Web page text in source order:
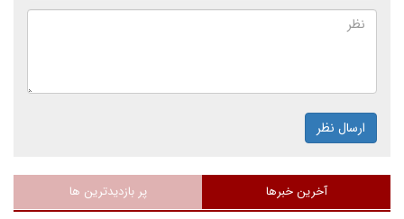
ارسال نظر
آخرین خبرها پر بازدیدترین ها